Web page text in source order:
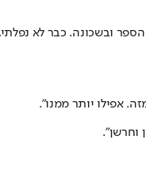
ובשכונה. כבר לא
אפילו יותר ממנו".
וחרשן".